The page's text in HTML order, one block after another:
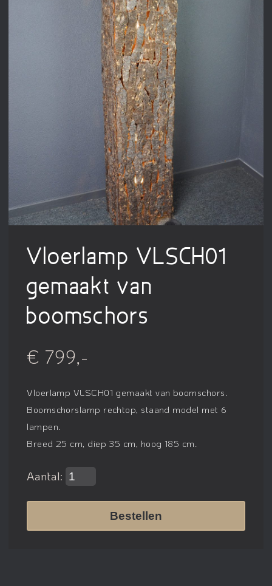
Vloerlamp VLSCH01
gemaakt van
boomschors
€ 799,-
Vloerlamp VLSCH01 gemaakt van boomschors.
Boomschorslamp rechtop, staand model met 6
lampen.
Breed 25 cm, diep 35 cm, hoog 185 cm.
Aantal:
Bestellen